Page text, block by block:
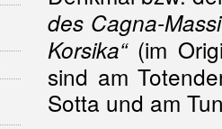
des Cagna-
Korsika“(im
sind am
Sotta und am